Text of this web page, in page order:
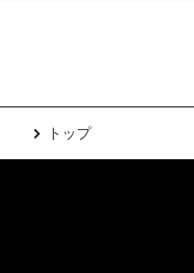
トップ